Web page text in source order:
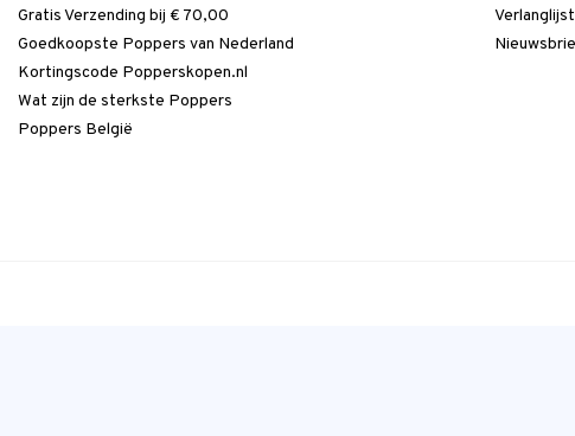
Gratis Verzending bij € 70,00
Goedkoopste Poppers van Nederland
Kortingscode Popperskopen.nl
Wat zijn de sterkste Poppers
Poppers België
Verlanglijst